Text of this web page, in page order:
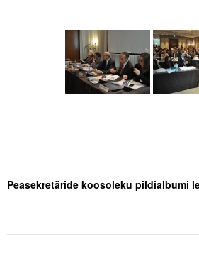
Peasekretäride koosoleku pildialbumi